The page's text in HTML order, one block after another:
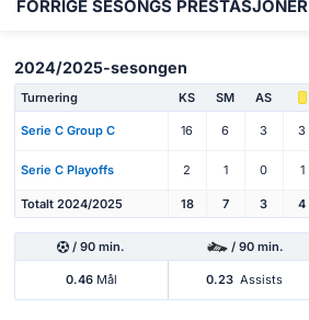
FORRIGE SESONGS PRESTASJONER
2024/2025-sesongen
Turnering KS SM AS
Serie C Group C 16 6 3 3
Serie C Playoffs 2 1 0 1
Totalt 2024/2025 18 7 3 4
/ 90 min. / 90 min.
0.46Mål 0.23 Assists